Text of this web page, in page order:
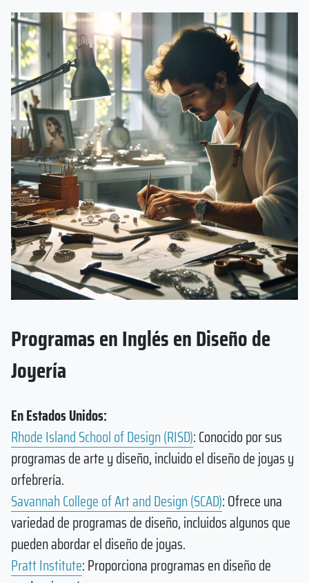
Programas en Inglés en Diseño de
Joyería
En Estados Unidos:
Rhode Island School of Design (RISD): Conocido por sus
programas de arte y diseño, incluido el diseño de joyas y
orfebrería.
Savannah College of Art and Design (SCAD): Ofrece una
variedad de programas de diseño, incluidos algunos que
pueden abordar el diseño de joyas.
Pratt Institute: Proporciona programas en diseño de